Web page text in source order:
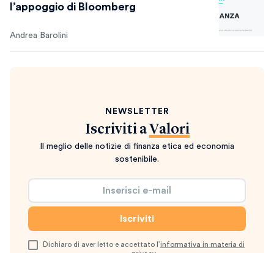
l’appoggio di Bloomberg
Andrea Barolini
NEWSLETTER
Iscriviti a Valori
Il meglio delle notizie di finanza etica ed economia
sostenibile.
Dichiaro di aver letto e accettato l’informativa in materia di